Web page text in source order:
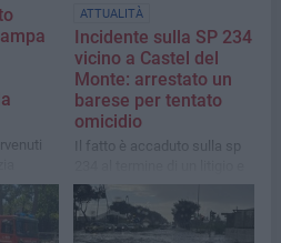
ATTUALITÀ
Incidente sulla SP 234
vicino a Castel del
Monte: arrestato un
barese per tentato
omicidio
Il fatto è accaduto sulla sp
di un inseguimento